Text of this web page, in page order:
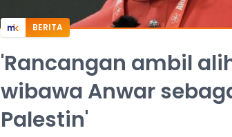
BERITA
'Rancangan ambil
wibawa Anwar
Palestin'